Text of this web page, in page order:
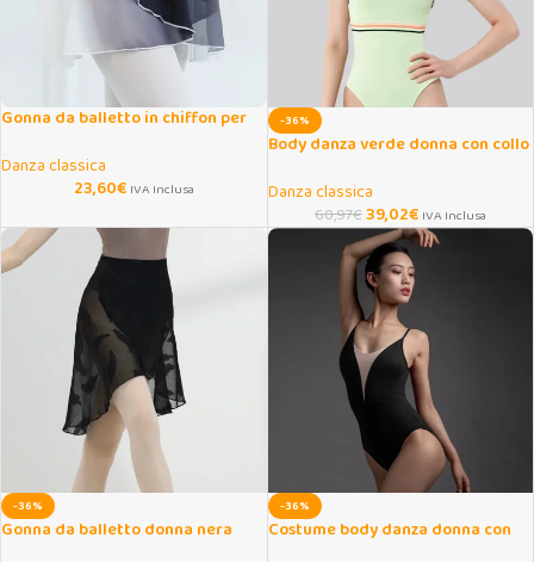
Gonna da balletto in chiffon per
Danza classica
23,60€ IVA Inclusa
-36%
Body danza verde donna con collo
Danza classica
60,97€39,02€ IVA Inclusa
-36%
Gonna da balletto donna nera
-36%
Costume body danza donna con